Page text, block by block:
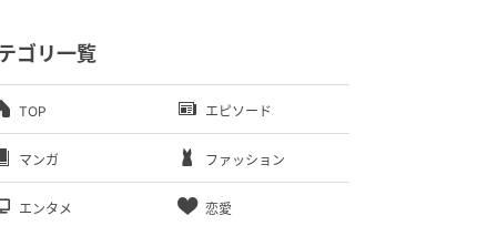
ゴリ一覧
TOP エピソード
マンガ ファッション
エンタメ 恋愛